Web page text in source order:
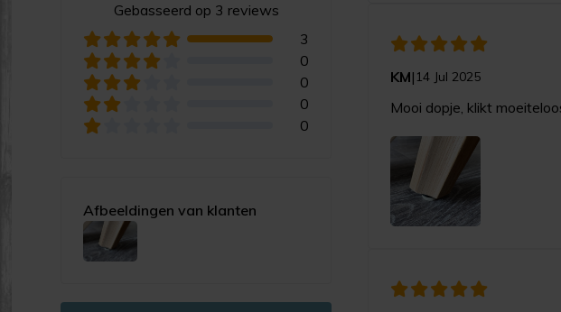
Gebasseerd op 3 reviews
3
0
0
0
0
Afbeeldingen van klanten
KM| 14 Jul 2025
Mooi dopje, klikt